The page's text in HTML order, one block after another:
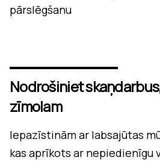
pārslēgšanu
Nodrošiniet
zīmolam
Iepazīstinām ar labsajūtas
kas aprīkots ar nepiedienīgu